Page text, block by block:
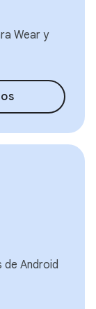
Wear y
de Android